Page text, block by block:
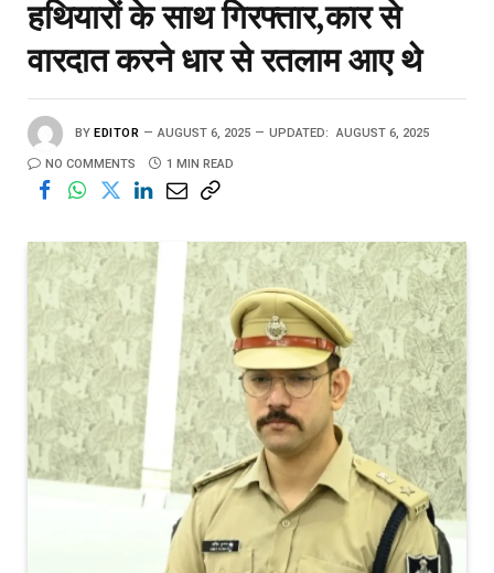
हथियारों के साथ गिरफ्तार,कार से
वारदात करने धार से रतलाम आए थे
BY EDITOR AUGUST 6, 2025 UPDATED: AUGUST 6, 2025
NO COMMENTS 1 MIN READ